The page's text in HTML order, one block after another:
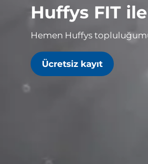
Huffys FIT
Hemen Huffys
Ücretsiz kayıt